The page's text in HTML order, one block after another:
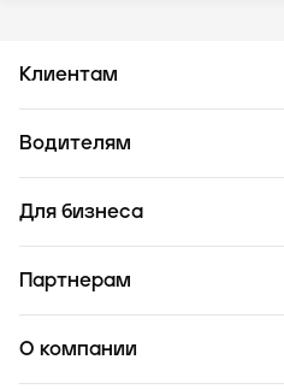
Клиентам
Водителям
Для бизнеса
Партнерам
О компании